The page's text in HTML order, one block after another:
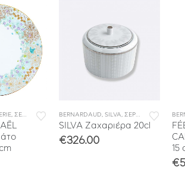
ΦΑΓΗΤΟΥ
, ΣΕΡΒΙΤΣΙΑ ΠΟΡΣΕΛΑΝΗΣ ,ΣΕΡΒΙΤΣΙΑ ΦΑΓΗΤΟΥ
BERNARDAUD, SILVA, ΣΕΡΒΙΤΣΙΑ ΠΟΡΣΕΛΑΝΗΣ
SILVA Ζαχαριέρα 20cl
€326.00
15
€